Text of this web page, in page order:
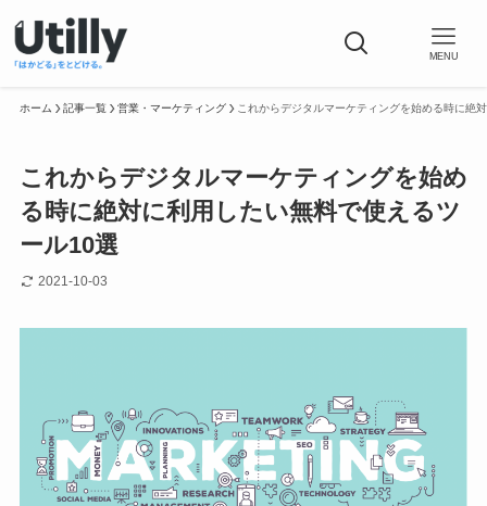
MENU
ホーム 記事一覧 営業・マーケティング これからデジタルマーケティングを始める時に絶
これからデジタルマーケティングを始め
る時に絶対に利用したい無料で使えるツ
ール10選
2021-10-03